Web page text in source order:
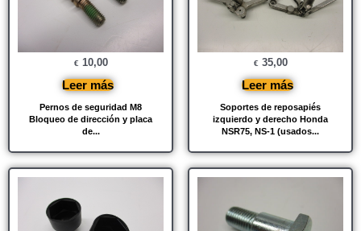
Pernos de seguridad M8
Bloqueo de dirección y placa
de...
€ 10,00
Leer más
Soportes de reposapiés
izquierdo y derecho Honda
NSR75, NS-1 (usados...
€ 35,00
Leer más